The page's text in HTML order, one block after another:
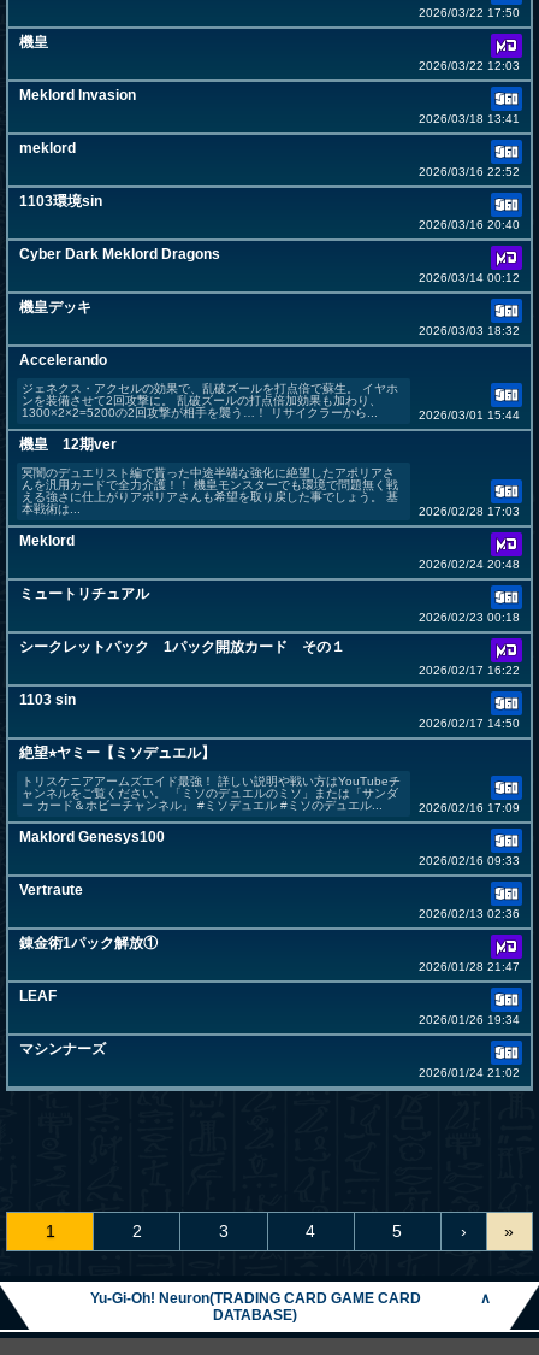
2026/03/22 17:50
機皇
2026/03/22 12:03
Meklord Invasion
2026/03/18 13:41
meklord
2026/03/16 22:52
1103環境sin
2026/03/16 20:40
Cyber Dark Meklord Dragons
2026/03/14 00:12
機皇デッキ
2026/03/03 18:32
Accelerando
ジェネクス・アクセルの効果で、乱破ズールを打点倍で蘇生。 イヤホ
ンを装備させて2回攻撃に。 乱破ズールの打点倍加効果も加わり、
1300×2×2=5200の2回攻撃が相手を襲う…！ リサイクラーから...
2026/03/01 15:44
機皇 12期ver
冥闇のデュエリスト編で貰った中途半端な強化に絶望したアポリアさ
んを汎用カードで全力介護！！ 機皇モンスターでも環境で問題無く戦
える強さに仕上がりアポリアさんも希望を取り戻した事でしょう。 基
本戦術は...
2026/02/28 17:03
Meklord
2026/02/24 20:48
ミュートリチュアル
2026/02/23 00:18
シークレットパック 1パック開放カード その１
2026/02/17 16:22
1103 sin
2026/02/17 14:50
絶望⭐︎ヤミー【ミソデュエル】
トリスケニアアームズエイド最強！ 詳しい説明や戦い方はYouTubeチ
ャンネルをご覧ください。 「ミソのデュエルのミソ」または「サンダ
ー カード＆ホビーチャンネル」 #ミソデュエル #ミソのデュエル...
2026/02/16 17:09
Maklord Genesys100
2026/02/16 09:33
Vertraute
2026/02/13 02:36
錬金術1パック解放①
2026/01/28 21:47
LEAF
2026/01/26 19:34
マシンナーズ
2026/01/24 21:02
1 2 3 4 5 › »
Yu-Gi-Oh! Neuron(TRADING CARD GAME CARD
DATABASE)
∧